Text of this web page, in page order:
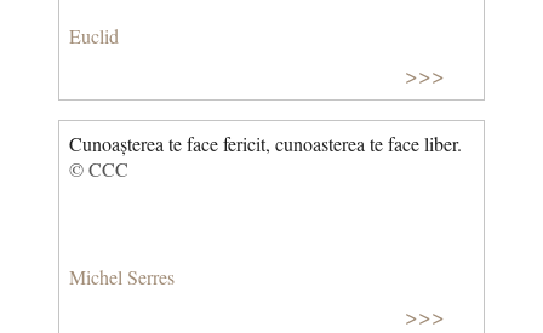
Euclid
>>>
Cunoașterea te face fericit, cunoasterea te face liber.
© CCC
Michel Serres
>>>